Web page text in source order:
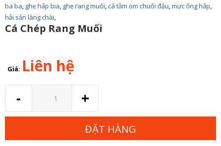
ba ba, ghẹ hấp bia, ghẹ rang muối, cá tầm om chuối đậu,mực ống hấp,
hải sản làng chài,
Cá Chép Rang Muối
Giá: Liên hệ
- +
ĐẶT HÀNG